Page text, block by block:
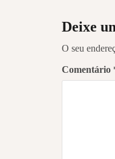
Deixe
O seu
Comentário